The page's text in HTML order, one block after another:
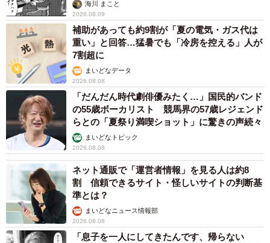
海川 まこと
2026.08.09
補助があっても約9割が「夏の電気・ガス代は
重い」と回答…猛暑でも「冷房を控える」人が
7割超に
まいどなデータ
2026.08.08
「だんだん時代劇俳優みたく…」国民的バンド
の55歳ボーカリスト 競馬界の57歳レジェンド
らとの「夏祭り満喫ショット」に驚きの声続々
まいどなトピック
2026.08.08
ネット通販で「運営者情報」を見る人は約8
割 信頼できるサイト・怪しいサイトの判断基
準とは？
まいどなニュース情報部
2026.08.08
「息子を一人にしてきたんです、帰らない